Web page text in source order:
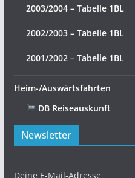
2003/2004 – Tabelle 1BL
2002/2003 – Tabelle 1BL
2001/2002 – Tabelle 1BL
Heim-/Auswärtsfahrten
DB Reiseauskunft
Newsletter
Deine E-Mail-Adresse